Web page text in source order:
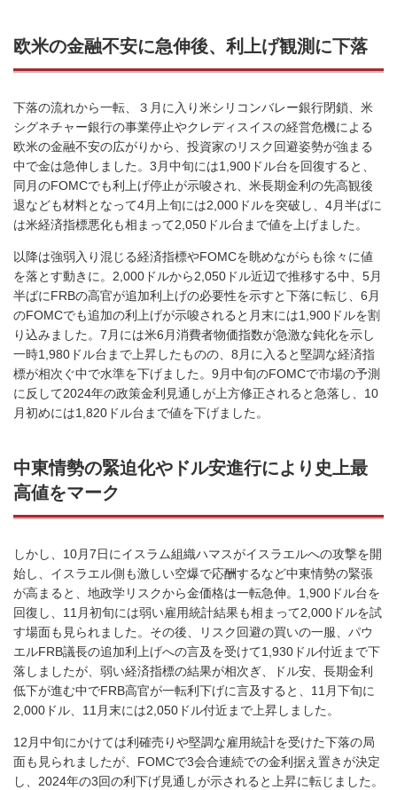
欧米の金融不安に急伸後、利上げ観測に下落
下落の流れから一転、３月に入り米シリコンバレー銀行閉鎖、米
シグネチャー銀行の事業停止やクレディスイスの経営危機による
欧米の金融不安の広がりから、投資家のリスク回避姿勢が強まる
中で金は急伸しました。 3月中旬には1,900 ドル台を回復すると、
同月のFOMCでも利上げ停止が示唆され、米長期金利の先高観後
退なども材料となって4月上旬には2,000 ドルを突破し、 4月半ばに
は米経済指標悪化も相まって2,050 ドル台まで値を上げました。
以降は強弱入り混じる経済指標やFOMCを眺めながらも徐々に値
を落とす動きに。 2,000 ドルから2,050 ドル近辺で推移する中、 5月
半ばにFRBの高官が追加利上げの必要性を示すと下落に転じ、 6月
のFOMCでも追加の利上げが示唆されると月末には1,900 ドルを割
り込みました。 7月には米6月消費者物価指数が急激な鈍化を示し
一時1,980 ドル台まで上昇したものの、 8月に入ると堅調な経済指
標が相次ぐ中で水準を下げました。 9月中旬のFOMCで市場の予測
に反して2024年の政策金利見通しが上方修正されると急落し、 10
月初めには1,820 ドル台まで値を下げました。
中東情勢の緊迫化やドル安進行により史上最
高値をマーク
しかし、10月7日にイスラム組織ハマスがイスラエルへの攻撃を開
始し、イスラエル側も激しい空爆で応酬するなど中東情勢の緊張
が高まると、地政学リスクから金価格は一転急伸。 1,900 ドル台を
回復し、 11 月初旬には弱い雇用統計結果も相まって2,000 ドルを試
す場面も見られました。その後、リスク回避の買いの一服、パウ
エルFRB議長の追加利上げへの言及を受けて1,930 ドル付近まで下
落しましたが、弱い経済指標の結果が相次ぎ、ドル安、長期金利
低下が進む中でFRB高官が一転利下げに言及すると、 11 月下旬に
2,000 ドル、 11 月末には2,050 ドル付近まで上昇しました。
12 月中旬にかけては利確売りや堅調な雇用統計を受けた下落の局
面も見られましたが、 FOMCで3会合連続での金利据え置きが決定
し、 2024年の3回の利下げ見通しが示されると上昇に転じました。